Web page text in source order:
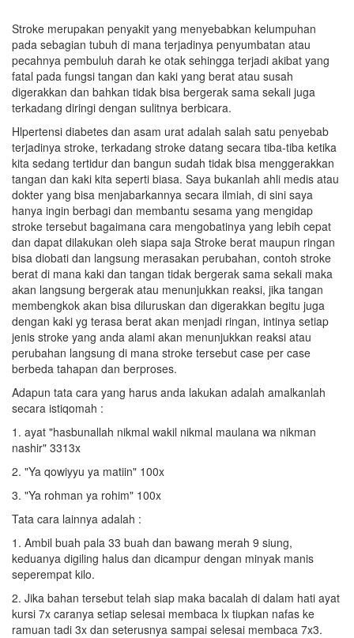
Stroke merupakan penyakit yang menyebabkan kelumpuhan
pada sebagian tubuh di mana terjadinya penyumbatan atau
pecahnya pembuluh darah ke otak sehingga terjadi akibat yang
fatal pada fungsi tangan dan kaki yang berat atau susah
digerakkan dan bahkan tidak bisa bergerak sama sekali juga
terkadang diringi dengan sulitnya berbicara.
Hlpertensi diabetes dan asam urat adalah salah satu penyebab
terjadinya stroke, terkadang stroke datang secara tiba-tiba ketika
kita sedang tertidur dan bangun sudah tidak bisa menggerakkan
tangan dan kaki kita seperti biasa. Saya bukanlah ahli medis atau
dokter yang bisa menjabarkannya secara ilmiah, di sini saya
hanya ingin berbagi dan membantu sesama yang mengidap
stroke tersebut bagaimana cara mengobatinya yang lebih cepat
dan dapat dilakukan oleh siapa saja Stroke berat maupun ringan
bisa diobati dan langsung merasakan perubahan, contoh stroke
berat di mana kaki dan tangan tidak bergerak sama sekali maka
akan langsung bergerak atau menunjukkan reaksi, jika tangan
membengkok akan bisa diluruskan dan digerakkan begitu juga
dengan kaki yg terasa berat akan menjadi ringan, intinya setiap
jenis stroke yang anda alami akan menunjukkan reaksi atau
perubahan langsung di mana stroke tersebut case per case
berbeda tahapan dan berproses.
Adapun tata cara yang harus anda lakukan adalah amalkanlah
secara istiqomah :
1. ayat "hasbunallah nikmal wakil nikmal maulana wa nikman
nashir" 3313x
2. "Ya qowiyyu ya matiin" 100x
3. "Ya rohman ya rohim" 100x
Tata cara lainnya adalah :
1. Ambil buah pala 33 buah dan bawang merah 9 siung,
keduanya digiling halus dan dicampur dengan minyak manis
seperempat kilo.
2. Jika bahan tersebut telah siap maka bacalah di dalam hati ayat
kursi 7x caranya setiap selesai membaca lx tiupkan nafas ke
ramuan tadi 3x dan seterusnya sampai selesai membaca 7x3.